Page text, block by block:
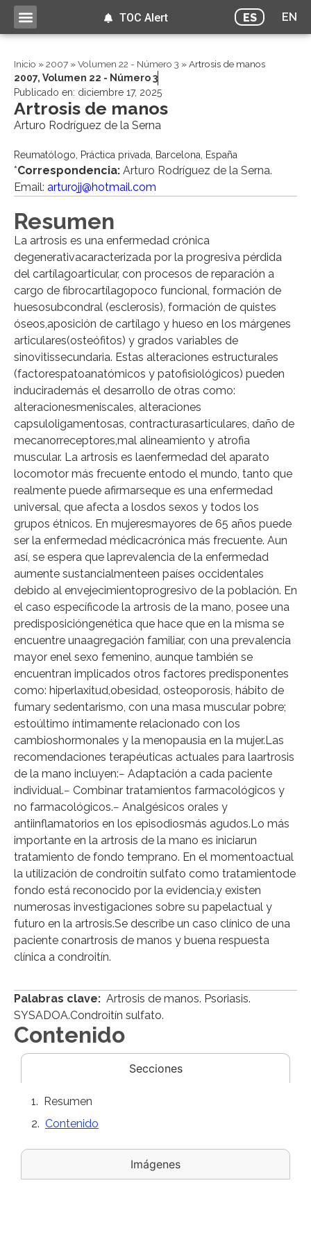
ES EN
TOC Alert
Inicio »2007 »Volumen 22 - Número 3 »Artrosis de manos
2007, Volumen 22 - Número 3
Publicado en: diciembre 17, 2025
Artrosis de manos
Arturo Rodríguez de la Serna
Reumatólogo, Práctica privada, Barcelona, España
*Correspondencia: Arturo Rodríguez de la Serna.
Email: arturojj@hotmail.com
Resumen
La artrosis es una enfermedad crónica
degenerativacaracterizada por la progresiva pérdida
del cartílagoarticular, con procesos de reparación a
cargo de fibrocartílagopoco funcional, formación de
huesosubcondral (esclerosis), formación de quistes
óseos,aposición de cartílago y hueso en los márgenes
articulares(osteófitos) y grados variables de
sinovitissecundaria. Estas alteraciones estructurales
(factorespatoanatómicos y patofisiológicos) pueden
inducirademás el desarrollo de otras como:
alteracionesmeniscales, alteraciones
capsuloligamentosas, contracturasarticulares, daño de
mecanorreceptores,mal alineamiento y atrofia
muscular. La artrosis es laenfermedad del aparato
locomotor más frecuente entodo el mundo, tanto que
realmente puede afirmarseque es una enfermedad
universal, que afecta a losdos sexos y todos los
grupos étnicos. En mujeresmayores de 65 años puede
ser la enfermedad médicacrónica más frecuente. Aun
así, se espera que laprevalencia de la enfermedad
aumente sustancialmenteen países occidentales
debido al envejecimientoprogresivo de la población. En
el caso específicode la artrosis de la mano, posee una
predisposicióngenética que hace que en la misma se
encuentre unaagregación familiar, con una prevalencia
mayor enel sexo femenino, aunque también se
encuentran implicados otros factores predisponentes
como: hiperlaxitud,obesidad, osteoporosis, hábito de
fumary sedentarismo, con una masa muscular pobre;
estoúltimo íntimamente relacionado con los
cambioshormonales y la menopausia en la mujer.Las
recomendaciones terapéuticas actuales para laartrosis
de la mano incluyen:− Adaptación a cada paciente
individual.− Combinar tratamientos farmacológicos y
no farmacológicos.− Analgésicos orales y
antiinflamatorios en los episodiosmás agudos.Lo más
importante en la artrosis de la mano es iniciarun
tratamiento de fondo temprano. En el momentoactual
la utilización de condroitín sulfato como tratamientode
fondo está reconocido por la evidencia,y existen
numerosas investigaciones sobre su papelactual y
futuro en la artrosis.Se describe un caso clínico de una
paciente conartrosis de manos y buena respuesta
clínica a condroitín.
Palabras clave: Artrosis de manos. Psoriasis.
SYSADOA.Condroitín sulfato.
Contenido
Secciones
Imágenes
Resumen
Contenido